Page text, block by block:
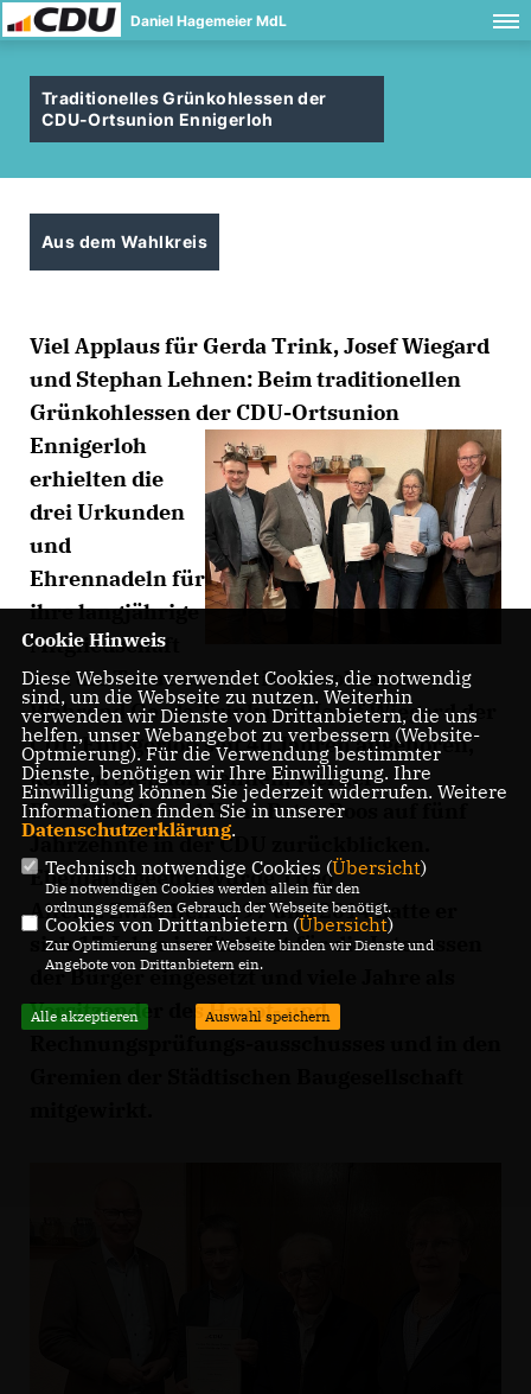
Daniel Hagemeier MdL
Traditionelles Grünkohlessen der
CDU-Ortsunion Ennigerloh
Aus dem Wahlkreis
Viel Applaus für Gerda Trink, Josef Wiegard
und Stephan Lehnen: Beim traditionellen
Grünkohlessen der CDU-Ortsunion
Ennigerloh
erhielten die
drei Urkunden
und
Ehrennadeln für
ihre langjährige
Mitgliedschaft
und die Treue zur Christdemokratie.
Während Gerda Trink und Josef Wiegard der
CDU Ennigerloh seit 40 Jahren angehören,
können Stephan Lehnen, Werner
Buschkühle und Hans Peter Roos auf fünf
Jahrzehnte in der CDU zurückblicken.
Ebenfalls geehrt wurde Theo
Altena. Zwischen 1997 und 2014 hatte er
sich 17 Jahre im Stadtrat für die Interessen
der Bürger eingesetzt und viele Jahre als
Vorsitzender des Haupt- und
Cookie Hinweis
Diese Webseite verwendet Cookies, die notwendig
sind, um die Webseite zu nutzen. Weiterhin
verwenden wir Dienste von Drittanbietern, die uns
helfen, unser Webangebot zu verbessern (Website-
Optmierung). Für die Verwendung bestimmter
Dienste, benötigen wir Ihre Einwilligung. Ihre
Einwilligung können Sie jederzeit widerrufen. Weitere
Informationen finden Sie in unserer
Datenschutzerklärung.
Technisch notwendige Cookies (Übersicht)
Die notwendigen Cookies werden allein für den
ordnungsgemäßen Gebrauch der Webseite benötigt.
Cookies von Drittanbietern (Übersicht)
Zur Optimierung unserer Webseite binden wir Dienste und
Angebote von Drittanbietern ein.
Alle akzeptieren Auswahl speichern